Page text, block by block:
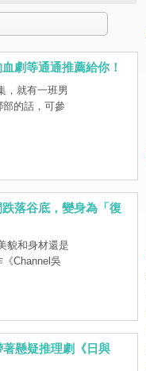
劇等通通推薦給你！
，就有一班男
的話，可參
落谷底，變身為「復
貌和身材還是
Channel吳
著懸疑推理劇《日與